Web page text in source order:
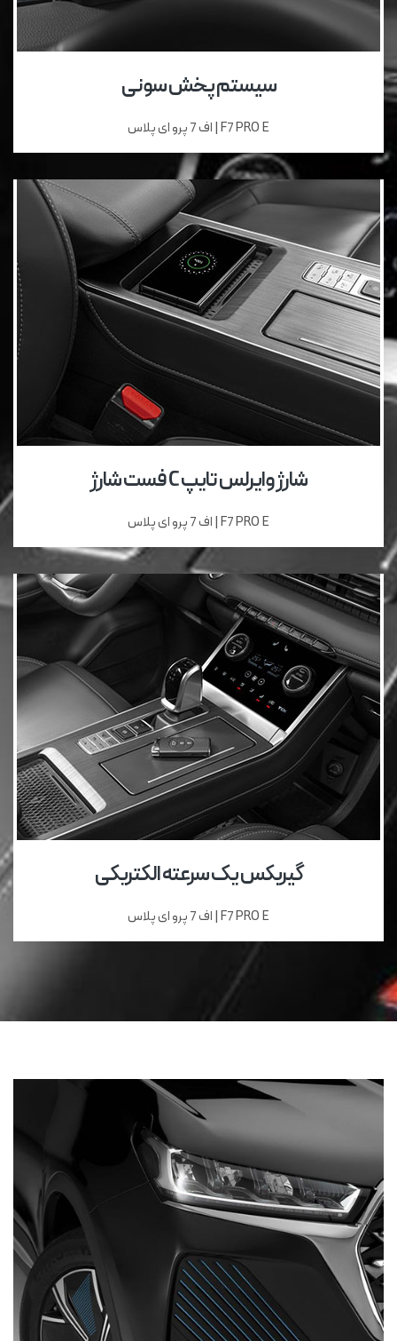
سیستم پخش سونی
F7 PRO E | اف 7 پرو ای پلاس
شارژ وایرلس تایپ C فست شارژ
F7 PRO E | اف 7 پرو ای پلاس
گیربکس یک سرعته الکتریکی
F7 PRO E | اف 7 پرو ای پلاس